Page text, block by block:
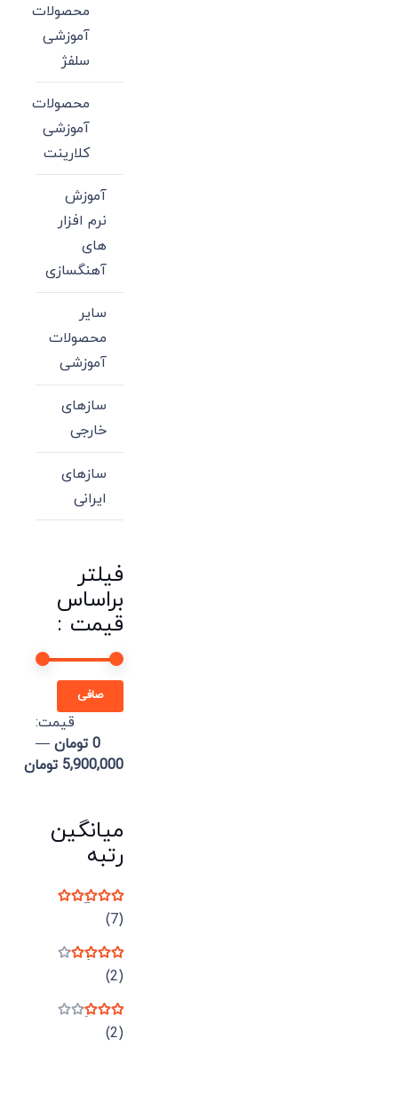
محصولات
آموزشی
سلفژ
محصولات
آموزشی
کلارینت
آموزش
نرم افزار
های
آهنگسازی
سایر
محصولات
آموزشی
سازهای
خارجی
سازهای
ایرانی
فیلتر
براساس
قیمت :
صافی
قيمت:
0 تومان
—
5,900,000 تومان
میانگین
رتبه
نمره(7)
نمره(2)
نمره(2)